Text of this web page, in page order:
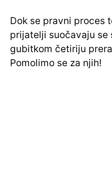
Dok se pravni proces
prijatelji suočavaju se
gubitkom četiriju
Pomolimo se za njih!